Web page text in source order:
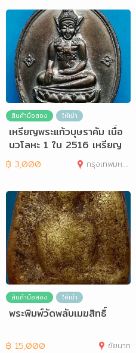
สินค้ามือสอง ให้เช่า
เหรียญพระแก้วบุษราคัม เนื้อ
นวโลหะ 1 ใน 2516 เหรียญ
฿ 3,000 กรุงเทพมหานคร
สินค้ามือสอง ให้เช่า
พระพิมพ์วัดพลับเมฆสิทธิ์
฿ 15,000 ชัยนาท